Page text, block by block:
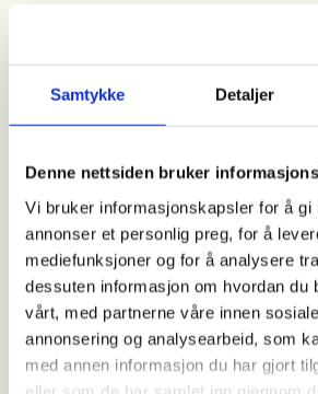
Samtykke Detaljer
Denne nettsiden bruker
Vi bruker informasjonskapsler for å gi
annonser et personlig preg, for å
mediefunksjoner og for å analysere
dessuten informasjon om hvordan du
vårt, med partnerne våre innen
annonsering og analysearbeid, som
med annen informasjon du har gjort
: De ordinære turene
gang til gang ut fra vær- og
Turbeskrivelsen blir annonsert i
Aktiv i 100 med DNT Bærum Turlag
" ca 2-3 dager før hver tur.
Månedens tur
: Arrangeres siste
Disse turene har også
Steinsskogen, men vi går ofte
gjerne litt lenger (varighet ca 4
Turbeskrivelsen blir annonsert på
dager før turen.